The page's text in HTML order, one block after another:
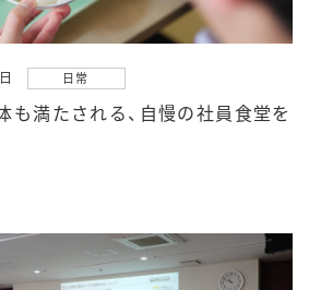
日常
体も満たされる、自慢の社員食堂を